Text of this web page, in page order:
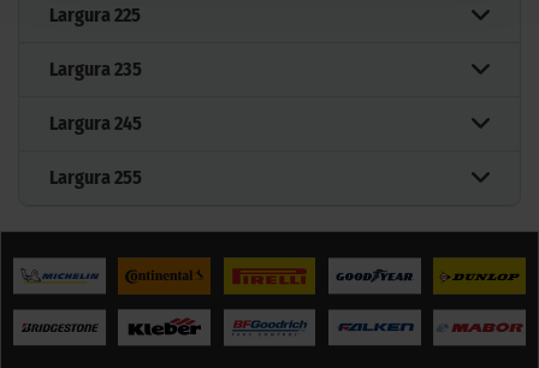
Largura 225
Largura 235
Largura 245
Largura 255